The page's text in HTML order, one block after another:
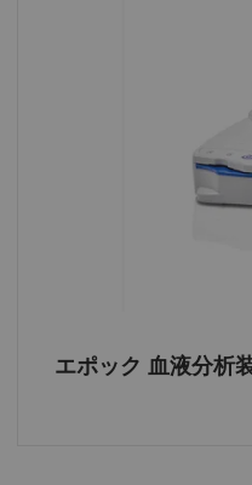
エポック 血液分析
お使いのエポック
Informatics ソリュ
スタマイズ機能と
ットワークのどこ
ム構成を一元管理